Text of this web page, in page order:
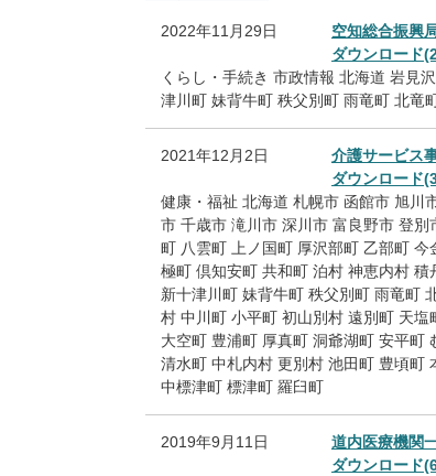
2022年11月29日
空知総合振興
ダウンロード
くらし・手続き 市政情報 北海道 岩見
津川町 妹背牛町 秩父別町 雨竜町 北竜
2021年12月2日
介護サービス
ダウンロード
健康・福祉 北海道 札幌市 函館市 旭川
市 千歳市 滝川市 深川市 富良野市 登別
町 八雲町 上ノ国町 厚沢部町 乙部町 今
極町 倶知安町 共和町 泊村 神恵内村 積
新十津川町 妹背牛町 秩父別町 雨竜町
村 中川町 小平町 初山別村 遠別町 天塩
大空町 豊浦町 厚真町 洞爺湖町 安平町
清水町 中札内村 更別村 池田町 豊頃町
中標津町 標津町 羅臼町
2019年9月11日
道内医療機関
ダウンロード